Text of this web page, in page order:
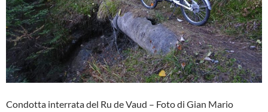
Condotta interrata del Ru de Vaud – Foto di Gian Mario